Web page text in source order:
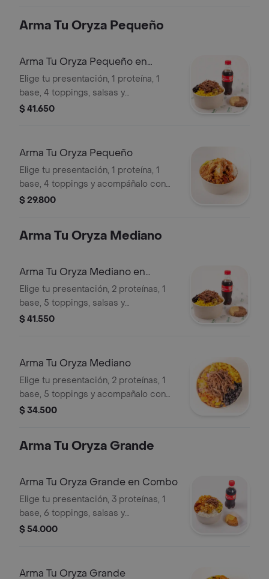
Arma Tu Oryza Pequeño
Arma Tu Oryza Pequeño en
Combo
Elige tu presentación, 1 proteína, 1
base, 4 toppings, salsas y
complementos + nachos con
$ 41.650
Arma Tu Oryza Pequeño
Elige tu presentación, 1 proteína, 1
base, 4 toppings y acompáñalo con
una salsa preferida.
$ 29.800
Arma Tu Oryza Mediano
Arma Tu Oryza Mediano en
Combo
Elige tu presentación, 2 proteínas, 1
base, 5 toppings, salsas y
complementos + nachos con
$ 41.550
Arma Tu Oryza Mediano
Elige tu presentación, 2 proteínas, 1
base, 5 toppings y acompañalo con
una salsa preferida.
$ 34.500
Arma Tu Oryza Grande
Arma Tu Oryza Grande en Combo
Elige tu presentación, 3 proteínas, 1
base, 6 toppings, salsas y
complementos + nachos con
$ 54.000
Arma Tu Oryza Grande